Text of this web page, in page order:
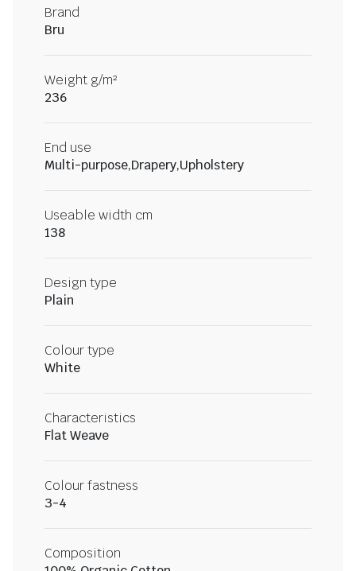
Brand
Bru
Weight g/m²
236
End use
Multi-purpose,Drapery,Upholstery
Useable width cm
138
Design type
Plain
Colour type
White
Characteristics
Flat Weave
Colour fastness
3-4
Composition